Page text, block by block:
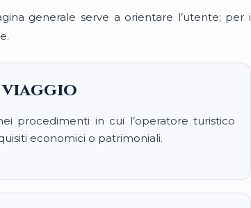
generale serve a orientare l’utente; per i
viaggio
procedimenti in cui l’operatore turistico
economici o patrimoniali.